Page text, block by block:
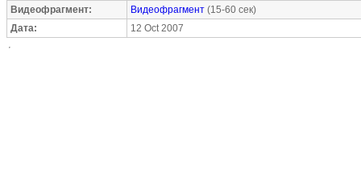
Видеофрагмент:
Видеофрагмент (15-60 сек)
Дата:
12 Oct 2007